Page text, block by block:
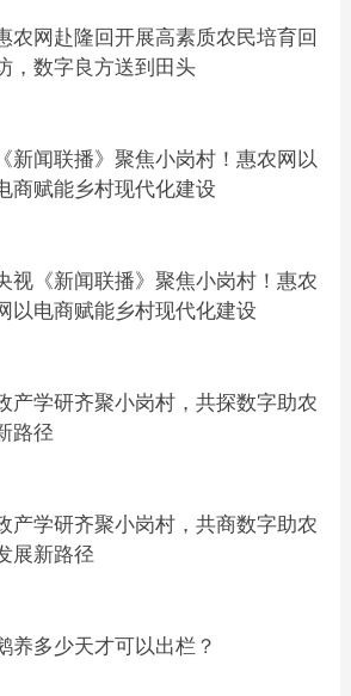
农网赴隆回开展高素质农民培育回
，数字良方送到田头
《新闻联播》聚焦小岗村！惠农网以
商赋能乡村现代化建设
视《新闻联播》聚焦小岗村！惠农
以电商赋能乡村现代化建设
产学研齐聚小岗村，共探数字助农
路径
产学研齐聚小岗村，共商数字助农
展新路径
养多少天才可以出栏？